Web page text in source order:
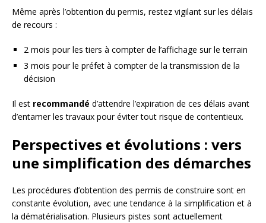
Même après l’obtention du permis, restez vigilant sur les délais
de recours :
2 mois pour les tiers à compter de l’affichage sur le terrain
3 mois pour le préfet à compter de la transmission de la
décision
Il est recommandé d’attendre l’expiration de ces délais avant
d’entamer les travaux pour éviter tout risque de contentieux.
Perspectives et évolutions : vers
une simplification des démarches
Les procédures d’obtention des permis de construire sont en
constante évolution, avec une tendance à la simplification et à
la dématérialisation. Plusieurs pistes sont actuellement